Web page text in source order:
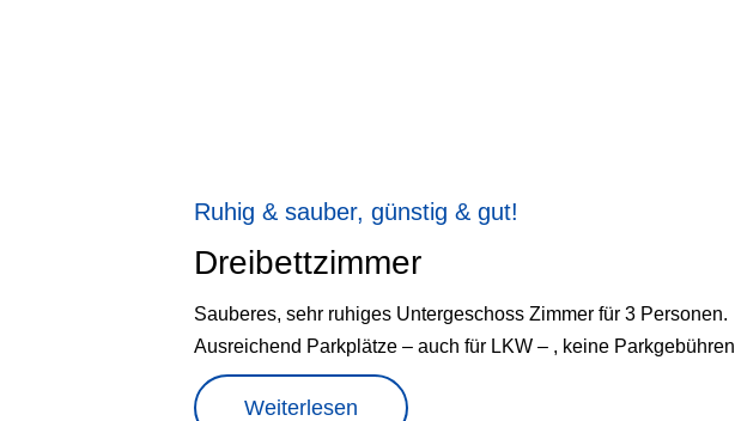
Ruhig & sauber, günstig & gut!
Dreibettzimmer
Sauberes, sehr ruhiges Untergeschoss Zimmer für 3 Personen.
Ausreichend Parkplätze – auch für LKW – , keine Parkgebühren
Weiterlesen